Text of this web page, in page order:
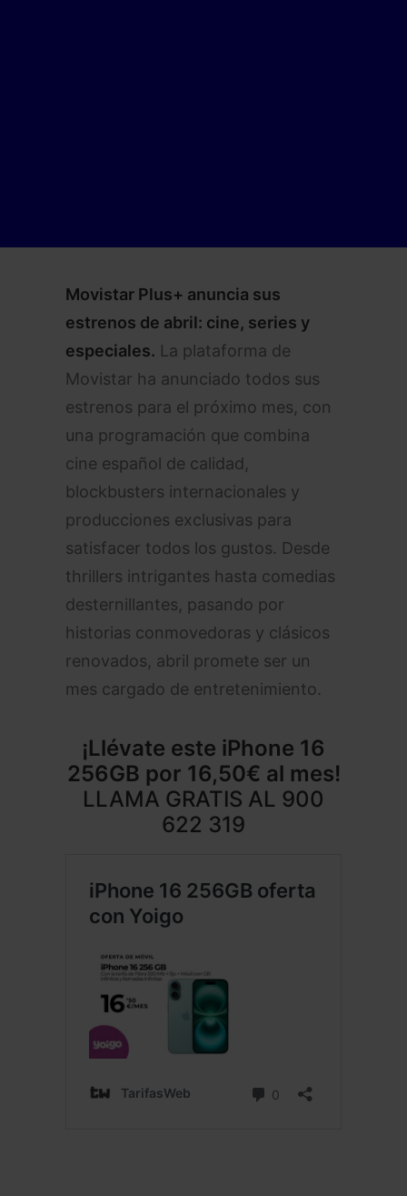
Movistar Plus+ anuncia sus
estrenos de abril: cine, series y
especiales. La plataforma de
Movistar ha anunciado todos sus
estrenos para el próximo mes, con
una programación que combina
cine español de calidad,
blockbusters internacionales y
producciones exclusivas para
satisfacer todos los gustos. Desde
thrillers intrigantes hasta comedias
desternillantes, pasando por
historias conmovedoras y clásicos
renovados, abril promete ser un
mes cargado de entretenimiento.
¡Llévate este iPhone 16
256GB por 16,50€ al mes!
LLAMA GRATIS AL 900
622 319